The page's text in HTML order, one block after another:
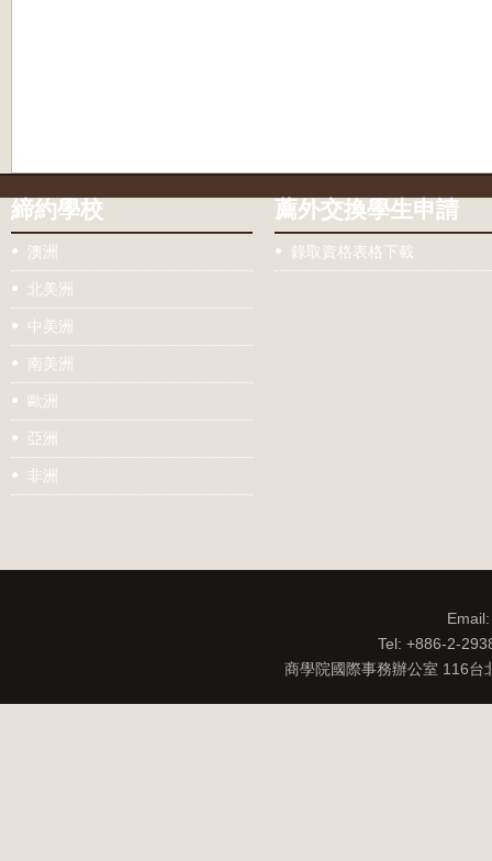
締約學校
澳洲
北美洲
中美洲
南美洲
歐洲
亞洲
非洲
薦外交換學生申請
錄取資格表格下載
Tel: +886-2-
商學院國際事務辦公室 116台